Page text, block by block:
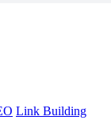
Link Building